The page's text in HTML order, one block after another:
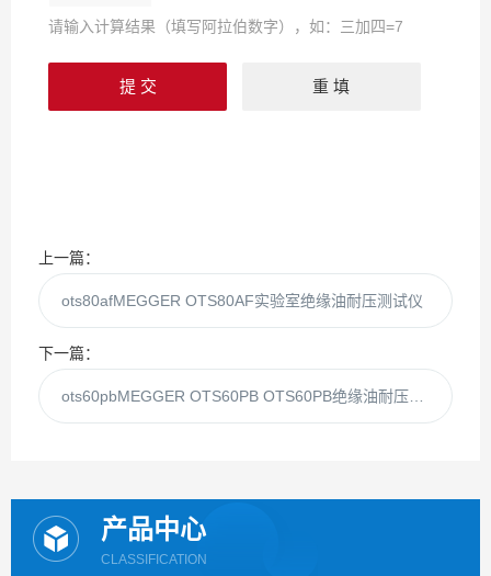
请输入计算结果（填写阿拉伯数字），如：三加四=7
上一篇：
ots80afMEGGER OTS80AF实验室绝缘油耐压测试仪
下一篇：
产品中心
CLASSIFICATION